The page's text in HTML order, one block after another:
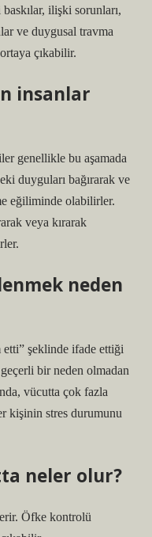
ilişki sorunları,
ve duygusal travma
çıkabilir.
insanlar
genellikle bu aşamada
duyguları bağırarak ve
eğiliminde olabilirler.
veya kırarak
neden
şeklinde ifade ettiği
bir neden olmadan
vücutta çok fazla
kişinin stres durumunu
neler olur?
Öfke kontrolü